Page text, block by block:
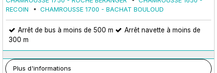
RECOIN
CHAMROUSSE 1700 - BACHAT BOULOUD
Arrêt de bus à moins de 500 m
Arrêt navette à moins de
300 m
Plus d'informations